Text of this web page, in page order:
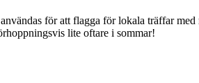
för att flagga för lokala träffar
lite oftare i sommar!